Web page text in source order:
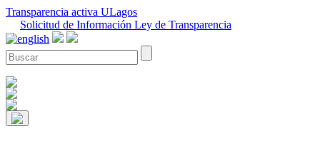
Transparencia activa ULagos
Solicitud de Información Ley de Transparencia